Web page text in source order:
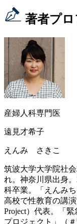
著者プ
産婦人科専門医
遠見才希子
えんみ さきこ
筑波大学大学院社
れ。神奈川県出身
科卒業。「えんみ
高校で性教育の講演
Project）代表。「
プロジェクト」（